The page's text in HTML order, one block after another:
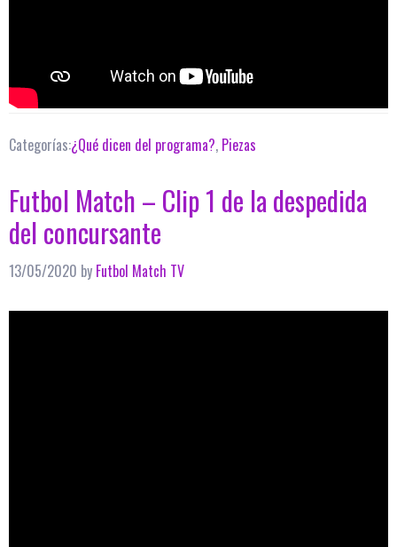
Categorías:¿Qué dicen del programa?, Piezas
Futbol Match – Clip 1 de la despedida
del concursante
13/05/2020 by Futbol Match TV